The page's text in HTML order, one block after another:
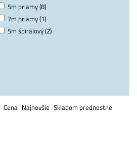
5m priamy (8)
7m priamy (1)
5m špirálový (2)
Cena Najnovšie Skladom prednostne